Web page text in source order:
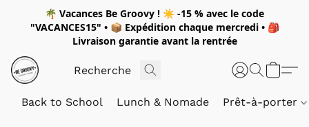
🌴 Vacances Be Groovy ! ☀️ -15 % avec le code
"VACANCES15" • 📦 Expédition chaque mercredi• 🎒
Livraison garantie avant la rentrée
Back to School Lunch & Nomade Prêt-à-porter